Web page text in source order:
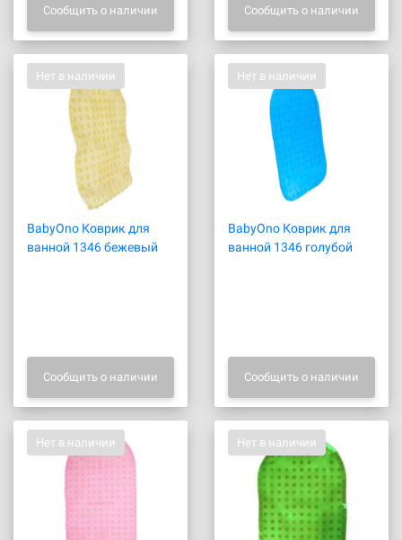
Сообщить о наличии Сообщить о наличии
Нет в наличии
BabyOno Коврик для
ванной 1346 бежевый
Сообщить о наличии
Нет в наличии
BabyOno Коврик для
ванной 1346 голубой
Сообщить о наличии
Нет в наличии Нет в наличии